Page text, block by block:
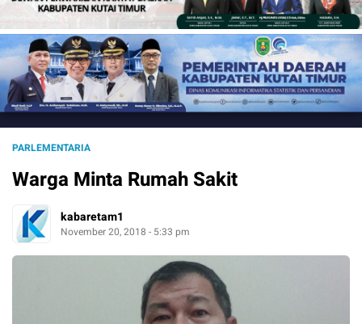
PARLEMENTARIA
Warga Minta Rumah Sakit
kabaretam1
November 20, 2018 - 5:33 pm